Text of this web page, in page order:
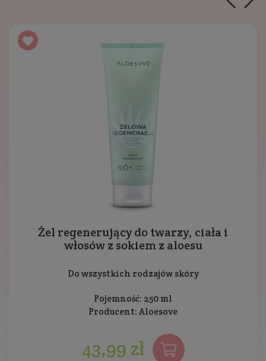
Żel regenerujący do twarzy, ciała i
włosów z sokiem z aloesu
Do wszystkich rodzajów skóry
Pojemność: 250 ml
Producent: Aloesove
43,99 zł